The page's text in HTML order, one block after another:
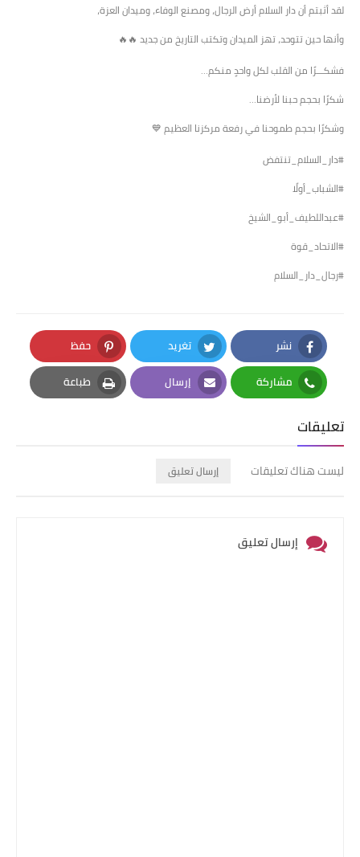
لقد أثبتم أن دار السلام أرض الرجال، ومصنع الوفاء، وميدان العزة،
وأنها حين تتوحد، تهز الميدان وتكتب التاريخ من جديد 🔥🔥
فشكـــرًا من القلب لكل واحدٍ منكم…
شكرًا بحجم حبنا لأرضنا…
وشكرًا بحجم طموحنا في رفعة مركزنا العظيم 💙
#دار_السلام_تنتفض
#الشباب_أولًا
#عبداللطيف_أبو_الشيخ
#الاتحاد_قوة
#رجال_دار_السلام
نشر
Facebook
تغريد
Twitter
حفظ
Pinterest
مشاركة
Whatsapp
إرسال
Email
طباعة
Print
تعليقات
ليست هناك تعليقات إرسال تعليق
إرسال تعليق